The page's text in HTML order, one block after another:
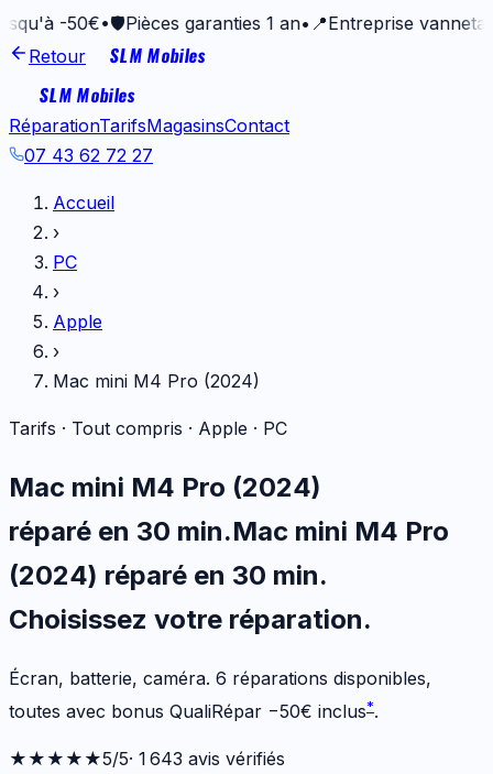
50€•🛡️Pièces garanties 1 an•📍Entreprise vannetaise
Retour
SLM Mobiles
SLM Mobiles
RéparationTarifsMagasinsContact
07 43 62 72 27
Accueil
›
PC
›
Apple
›
Mac mini M4 Pro (2024)
Tarifs · Tout compris · Apple · PC
Mac mini M4 Pro (2024)
réparé en 30 min.Mac mini M4 Pro
(2024) réparé en 30 min.
Choisissez votre réparation.
Écran, batterie, caméra. 6 réparations disponibles,
toutes avec bonus QualiRépar −50€ inclus*.
★★★★★5/5· 1 643 avis vérifiés